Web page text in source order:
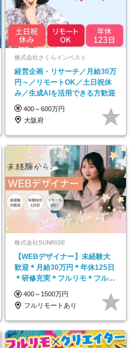
株式会社さくらインベスト
経営企画・リサーチ／月給30万
円～／リモートOK／土日祝休
み／生成AIを活用できる方歓迎
400～600万円
大阪府
株式会社SUNRISE
【WEBデザイナー】未経験大
歓迎＊月給30万円＊年休125日
＊研修充実＊フルリモ＊フルフ
レックス＊
400～1500万円
フルリモートあり